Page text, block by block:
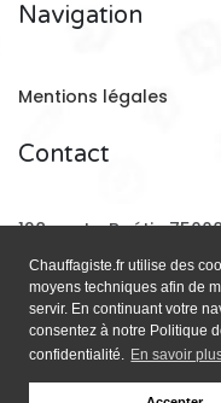
Chauffagiste.fr utilise des
moyens techniques afin de
servir. En continuant votre
consentez à notre Politique
confidentialité. En savoir
Navigation
Mentions légales
Contact
128 rue La Boétie
Email: